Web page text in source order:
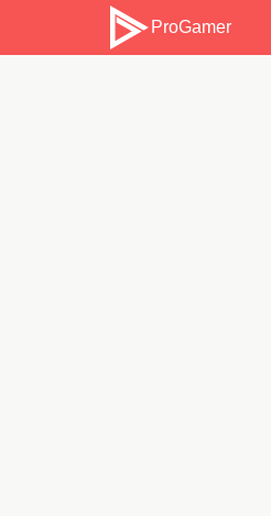
ProGamer